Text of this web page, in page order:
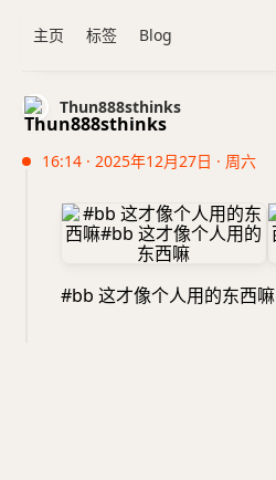
Thun888sthinks
16:14 · 2025年12月27日 · 周六
#bb 这才像个人用的东西嘛
主页 标签 Blog